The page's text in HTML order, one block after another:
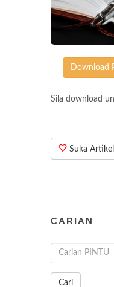
Download
Sila download
Suka
CARIAN
Cari